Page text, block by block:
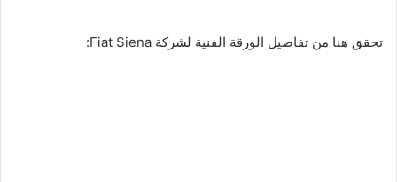
تحقق هنا من تفاصيل الورقة الفنية لشركة Fiat Siena: